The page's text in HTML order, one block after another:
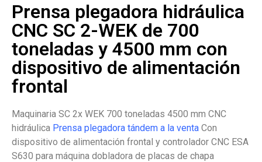
Prensa plegadora hidráulica
CNC SC 2-WEK de 700
toneladas y 4500 mm con
dispositivo de alimentación
frontal
Maquinaria SC 2x WEK 700 toneladas 4500 mm CNC
hidráulica Prensa plegadora tándem a la venta Con
dispositivo de alimentación frontal y controlador CNC ESA
S630 para máquina dobladora de placas de chapa